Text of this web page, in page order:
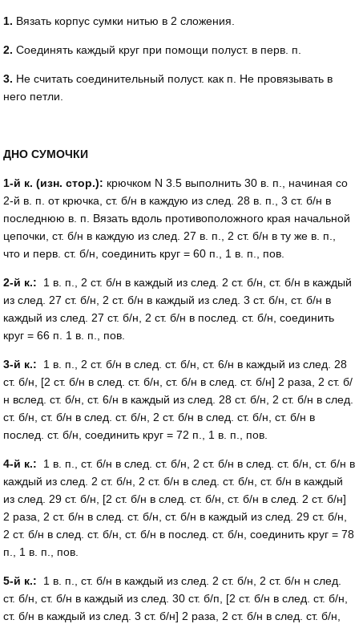
1. Вязать корпус сумки нитью в 2 сложения.
2. Соединять каждый круг при помощи полуст. в перв. п.
3. Не считать соединительный полуст. как п. Не провязывать в
него петли.
ДНО СУМОЧКИ
1-й к. (изн. стор.): крючком N 3.5 выполнить 30 в. п., начиная co
2-й в. п. от крючка, ст. б/н в каждую из след. 28 в. п., 3 ст. б/н в
последнюю в. п. Вязать вдоль противоположного края начальной
цепочки, ст. б/н в каждую из след. 27 в. п., 2 ст. б/н в ту же в. п.,
что и перв. ст. б/н, соединить круг = 60 п., 1 в. п., пов.
2-й к.: 1 в. п., 2 ст. б/н в каждый из след. 2 ст. б/н, ст. б/н в каждый
из след. 27 ст. б/н, 2 ст. б/н в каждый из след. 3 ст. б/н, ст. б/н в
каждый из след. 27 ст. б/н, 2 ст. б/н в послед. ст. б/н, соединить
круг = 66 п. 1 в. п., пов.
3-й к.: 1 в. п., 2 ст. б/н в след. ст. б/н, ст. 6/н в каждый из след. 28
ст. б/н, [2 ст. б/н в след. ст. б/н, ст. б/н в след. ст. б/н] 2 раза, 2 ст. б/
н вслед. ст. б/н, ст. 6/н в кaждый из след. 28 ст. б/н, 2 ст. б/н в след.
ст. б/н, ст. б/н в след. ст. б/н, 2 ст. б/н в след. ст. б/н, ст. б/н в
послед. ст. б/н, сoединить круг = 72 п., 1 в. п., пов.
4-й к.: 1 в. п., ст. б/н в след. ст. б/н, 2 ст. б/н в след. ст. б/н, ст. б/н в
каждый из след. 2 ст. б/н, 2 ст. б/н в след. ст. б/н, ст. б/н в каждый
из след. 29 ст. б/н, [2 ст. б/н в след. ст. б/н, ст. б/н в след. 2 ст. б/н]
2 раза, 2 ст. б/н в след. ст. б/н, ст. б/н в каждый из след. 29 ст. б/н,
2 ст. б/н в след. ст. б/н, ст. б/н в послед. ст. б/н, соединить круг = 78
п., 1 в. п., пов.
5-й к.: 1 в. п., ст. б/н в каждый из след. 2 ст. б/н, 2 ст. б/н н след.
ст. б/н, ст. б/н в каждый из след. 30 ст. б/п, [2 ст. б/н в след. ст. б/н,
ст. б/н в каждый из след. 3 ст. б/н] 2 раза, 2 ст. б/н в след. ст. б/н,